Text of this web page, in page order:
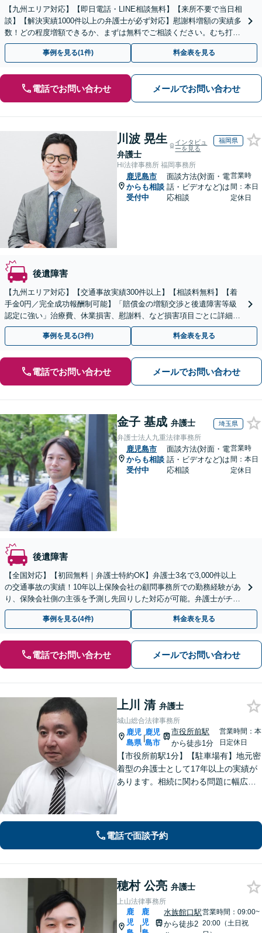
【九州エリア対応】【即日電話・LINE相談無料】【来所不要で当日相
談】【解決実績1000件以上の弁護士が必ず対応】慰謝料増額の実績多
数！どの程度増額できるか、まずは無料でご相談ください。むち打
ち〜重大事故まで【弁護士費用特約の利用可】
事例を見る(1件) 料金表を見る
電話でお問い合わせ メールでお問い合わせ
川波 晃生
弁護士
インタビュ
ーを見る
福岡県
Hi法律事務所 福岡事務所
鹿児島市
からも相談
受付中
面談方法(対面・電
話・ビデオなど)は
応相談
営業時
間：本日
定休日
後遺障害
【九州エリア対応】【交通事故実績300件以上】【相談料無料】【着
手金0円／完全成功報酬制可能】「賠償金の増額交渉と後遺障害等級
認定に強い」治療費、休業損害、慰謝料、など損害項目ごとに詳細な
検討を行い、適正な賠償額を確保できるよう全力で対応
事例を見る(3件) 料金表を見る
電話でお問い合わせ メールでお問い合わせ
金子 基成 弁護士 埼玉県
弁護士法人九重法律事務所
鹿児島市
からも相談
受付中
面談方法(対面・電
話・ビデオなど)は
応相談
営業時
間：本日
定休日
後遺障害
【全国対応】【初回無料｜弁護士特約OK】弁護士3名で3,000件以上
の交通事故の実績！10年以上保険会社の顧問事務所での勤務経験があ
り、保険会社側の主張を予測し先回りした対応が可能。弁護士がチー
ムとなり示談交渉、休業損害、後遺障害等に対応。
事例を見る(4件) 料金表を見る
電話でお問い合わせ メールでお問い合わせ
上川 清 弁護士
城山総合法律事務所
鹿児
島県
|
鹿児
島市
市役所前駅
から徒歩1分
営業時間：本
日定休日
【市役所前駅1分】【駐車場有】地元密
着型の弁護士として17年以上の実績が
あります。相続に関わる問題に幅広く
の督促をストップ。状況を丁寧にヒア
リングした適切な解決策をご提案。
電話で面談予約
穂村 公亮 弁護士
上山法律事務所
鹿
児
|
鹿
児
水族館口駅
から徒歩2
営業時間：09:00~
20:00（土日祝